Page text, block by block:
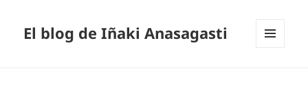
El blog de Iñaki Anasagasti